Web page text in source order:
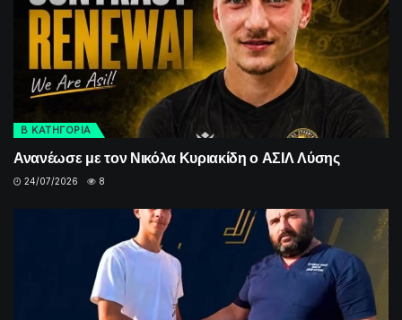
Β ΚΑΤΗΓΟΡΙΑ
Ανανέωσε με τον Νικόλα Κυριακίδη ο ΑΣΙΛ Λύσης
24/07/2026 8